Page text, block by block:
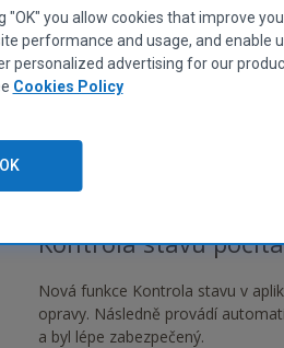
CCleaner je nejlepší nástroj
Ochrání vaše soukromí a zlepší
Kontrola stavu
Nová funkce Kontrola stavu v
opravy. Následně provádí
a byl lépe zabezpečený.
"OK" you allow cookies that improve
performance and usage, and enable
personalized advertising for our
Cookies Policy
OK